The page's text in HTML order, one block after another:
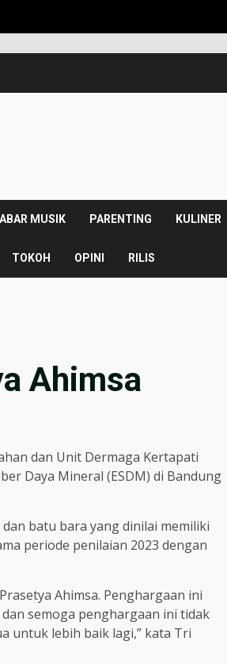
MUSIK PARENTING KULINER
TOKOH OPINI RILIS
Ahimsa
dan Unit Dermaga Kertapati
Daya Mineral (ESDM) di Bandung
batu bara yang dinilai memiliki
periode penilaian 2023 dengan
Ahimsa. Penghargaan ini
semoga penghargaan ini tidak
untuk lebih baik lagi,” kata Tri